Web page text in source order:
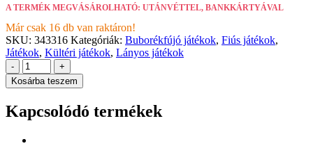
A TERMÉK MEGVÁSÁROLHATÓ: UTÁNVÉTTEL, BANKKÁRTYÁVAL
Már csak 16 db van raktáron!
SKU: 343316 Kategóriák: Buborékfújó játékok, Fiús játékok,
Játékok, Kültéri játékok, Lányos játékok
-
+
Kosárba teszem
Kapcsolódó termékek